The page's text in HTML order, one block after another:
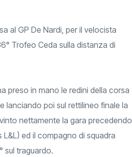
al GP De Nardi, per il velocista
Trofeo Ceda sulla distanza di
preso in mano le redini della corsa
lanciando poi sul rettilineo finale la
nettamente la gara precedendo
ed il compagno di squadra
sul traguardo.